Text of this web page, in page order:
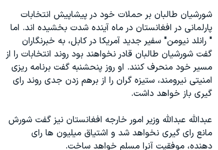
اسرائیل در جنگ
گالری عکس
آرشیو پخش زنده
ورزش زنان در ایران
اعتراضات زن، زندگی، آزادی
مجموعه مستندهای دادخواهی
تریبونال مردمی آبان ۹۸
دادگاه حمید نوری
چهل سال گروگان‌گیری
قانون شفافیت دارائی کادر رهبری ایران
اعتراضات مردمی آبان ۹۸
زبانهای مختلف
شورشيان طالبان بر حملات خود در پيشاپيش انتخابات
پارلمانی در افغانستان در ماه آينده شدت بخشيده اند. اما
" رانلد نیومن" سفیر جديد آمريکا در کابل، به خبرنگاران
گفت شورشيان طالبان قادر نخواهند بود روند انتخابات را از
مسير خود منحرف کنند. او روز پنحشنبه گفت برنامه ريزی
امنيتی نیرومند، ستيزه گران را از برهم زدن جدی روند رای
گيری باز خواهد داشت.
عبدالله عبدالله وزیر امور خارجه افغانستان نیز گفت شورش
مانع رای گيری نخواهد شد و اشتیاق ميلیون ها رای
دهنده، موفقیت آنرا مسلم خواهد ساخت.